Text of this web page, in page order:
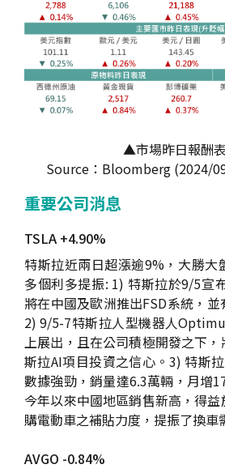
▲市場昨日報酬
Source：Bloomberg (2024/
重要公司消息
TSLA +4.90%
特斯拉近兩日超漲逾9%，大勝大
多個利多提振: 1) 特斯拉於9/5宣
將在中國及歐洲推出FSD系統，並
2) 9/5-7特斯拉人型機器人
上展出，且在公司積極開發之下
斯拉AI項目投資之信心。3) 特斯
數據強勁，銷量達6.3萬輛，月增
今年以來中國地區銷售新高，得
購電動車之補貼力度，提振了換車
AVGO -0.84%